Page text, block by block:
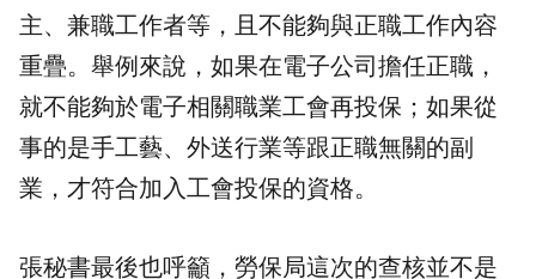
主、兼職工作者等，且不能夠與正職工作內容
重疊。舉例來說，如果在電子公司擔任正職，
就不能夠於電子相關職業工會再投保；如果從
事的是手工藝、外送行業等跟正職無關的副
業，才符合加入工會投保的資格。
張秘書最後也呼籲，勞保局這次的查核並不是